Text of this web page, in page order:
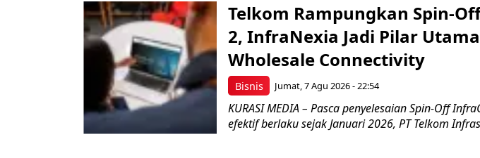
Bisnis
Telkom Rampungkan Spin-
2, InfraNexia Jadi Pilar
Wholesale Connectivity
Jumat, 7 Agu 2026 - 22:54
KURASI MEDIA – Pasca penyelesaian Spin-Off
efektif berlaku sejak Januari 2026, PT Telkom